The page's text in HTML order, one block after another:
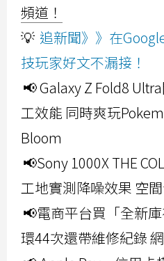
頻道！
💡 追新聞》》在
技玩家好文不漏接！
📢 Galaxy Z Fold8
工效能 同時爽玩
Bloom
📢Sony 1000X THE
工地實測降噪效果 空
📢電商平台買「全新
環44次還帶維修紀錄